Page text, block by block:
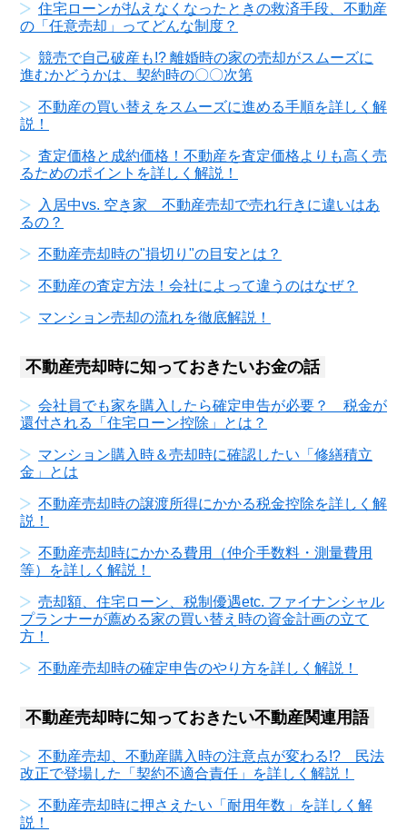
住宅ローンが払えなくなったときの救済手段、不動産
の「任意売却」ってどんな制度？
競売で自己破産も!? 離婚時の家の売却がスムーズに
進むかどうかは、契約時の〇〇次第
不動産の買い替えをスムーズに進める手順を詳しく解
説！
査定価格と成約価格！不動産を査定価格よりも高く売
るためのポイントを詳しく解説！
入居中vs. 空き家 不動産売却で売れ行きに違いはあ
るの？
不動産売却時の"損切り"の目安とは？
不動産の査定方法！会社によって違うのはなぜ？
マンション売却の流れを徹底解説！
不動産売却時に知っておきたいお金の話
会社員でも家を購入したら確定申告が必要？ 税金が
還付される「住宅ローン控除」とは？
マンション購入時＆売却時に確認したい「修繕積立
金」とは
不動産売却時の譲渡所得にかかる税金控除を詳しく解
説！
不動産売却時にかかる費用（仲介手数料・測量費用
等）を詳しく解説！
売却額、住宅ローン、税制優遇etc. ファイナンシャル
プランナーが薦める家の買い替え時の資金計画の立て
方！
不動産売却時の確定申告のやり方を詳しく解説！
不動産売却時に知っておきたい不動産関連用語
不動産売却、不動産購入時の注意点が変わる!? 民法
改正で登場した「契約不適合責任」を詳しく解説！
不動産売却時に押さえたい「耐用年数」を詳しく解
説！